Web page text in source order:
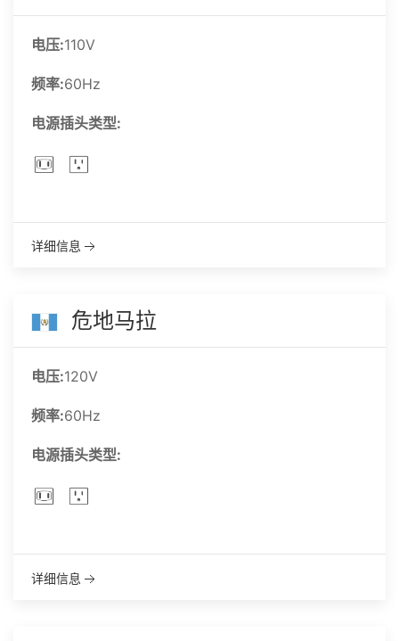
电压:110V
频率:60Hz
电源插头类型:
详细信息
危地马拉
电压:120V
频率:60Hz
电源插头类型:
详细信息